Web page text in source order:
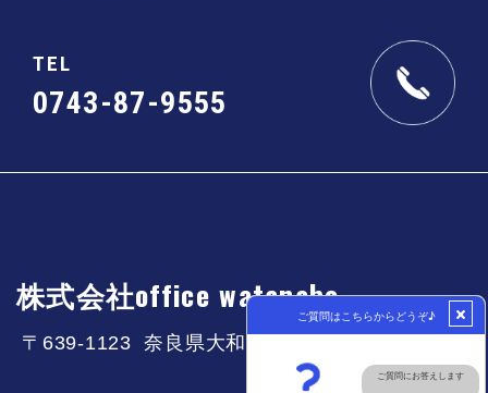
TEL
0743-87-9555
株式会社office watanabe
〒639-1123 奈良県大和郡山市筒井町50-3